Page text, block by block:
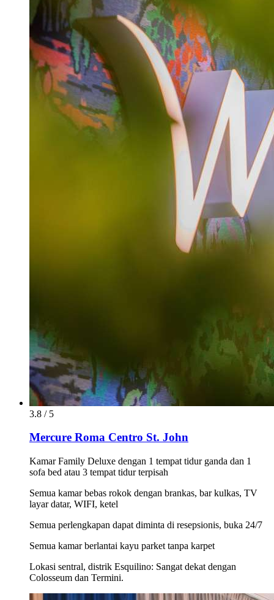
3.8 / 5
Mercure Roma Centro St. John
Kamar Family Deluxe dengan 1 tempat tidur ganda dan 1
sofa bed atau 3 tempat tidur terpisah
Semua kamar bebas rokok dengan brankas, bar kulkas, TV
layar datar, WIFI, ketel
Semua perlengkapan dapat diminta di resepsionis, buka 24/7
Semua kamar berlantai kayu parket tanpa karpet
Lokasi sentral, distrik Esquilino: Sangat dekat dengan
Colosseum dan Termini.